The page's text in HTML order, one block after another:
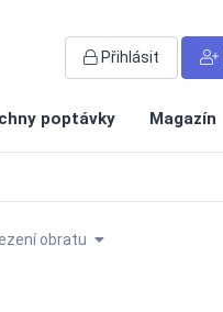
Přihlásit
poptávky Magazín
obratu